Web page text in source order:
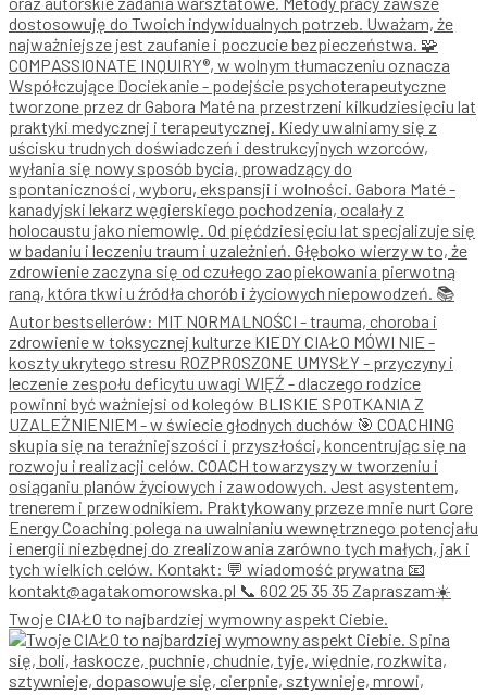
Twoje CIAŁO to najbardziej wymowny aspekt Ciebie.